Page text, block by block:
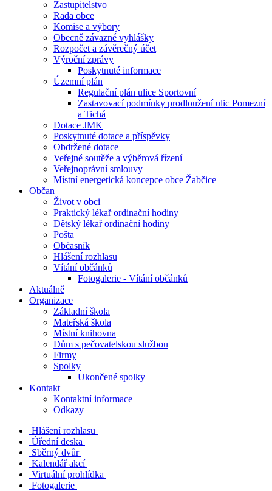
Zastupitelstvo
Rada obce
Komise a výbory
Obecně závazné vyhlášky
Rozpočet a závěrečný účet
Výroční zprávy
Poskytnuté informace
Územní plán
Regulační plán ulice Sportovní
Zastavovací podmínky prodloužení ulic Pomezní
a Tichá
Dotace JMK
Poskytnuté dotace a příspěvky
Obdržené dotace
Veřejné soutěže a výběrová řízení
Veřejnoprávní smlouvy
Místní energetická koncepce obce Žabčice
Občan
Život v obci
Praktický lékař ordinační hodiny
Dětský lékař ordinační hodiny
Pošta
Občasník
Hlášení rozhlasu
Vítání občánků
Fotogalerie - Vítání občánků
Aktuálně
Organizace
Základní škola
Mateřská škola
Místní knihovna
Dům s pečovatelskou službou
Firmy
Spolky
Ukončené spolky
Kontakt
Kontaktní informace
Odkazy
Hlášení rozhlasu
Úřední deska
Sběrný dvůr
Kalendář akcí
Virtuální prohlídka
Fotogalerie